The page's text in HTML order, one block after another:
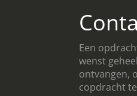
Een
wenst
ontvangen,
copdracht